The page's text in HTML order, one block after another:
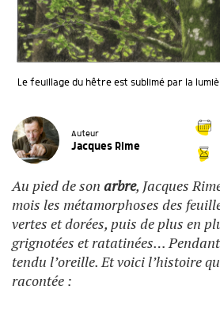
Le feuillage du hêtre est sublimé par la
Auteur
Jacques Rime
Au pied de son arbre, Jacques
mois les métamorphoses des
vertes et dorées, puis de plus en
grignotées et ratatinées…
tendu l’oreille. Et voici l’histoire
racontée :